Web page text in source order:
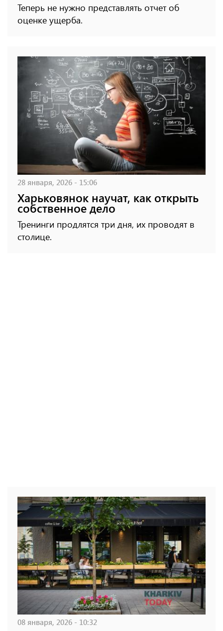
Теперь не нужно представлять отчет об
оценке ущерба.
28 января, 2026 - 15:06
Харьковянок научат, как открыть
собственное дело
Тренинги продлятся три дня, их проводят в
столице.
08 января, 2026 - 10:32